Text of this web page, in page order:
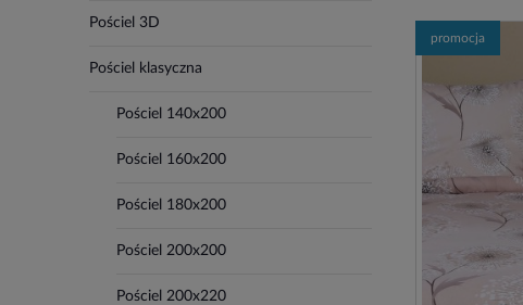
Pościel 3D
Pościel klasyczna
Pościel 140x200
Pościel 160x200
Pościel 180x200
Pościel 200x200
Pościel 200x220
promocja